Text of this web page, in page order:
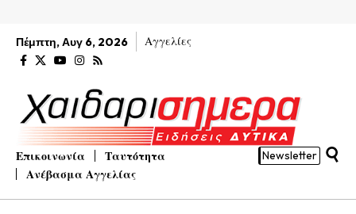
Πέμπτη, Αυγ 6, 2026 Αγγελίες
Επικοινωνία
Ταυτότητα
Ανέβασμα Αγγελίας
Newsletter